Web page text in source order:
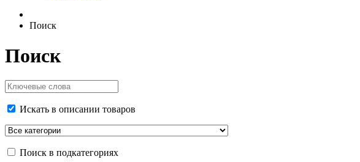
Поиск
Поиск
Искать в описании товаров
Поиск в подкатегориях